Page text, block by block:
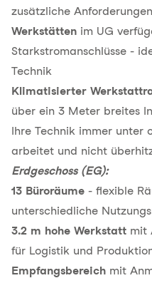
zusätzliche Anforderungen
Werkstätten im UG
Starkstromanschlüsse -
Technik
Klimatisierter
über ein 3 Meter breites
Ihre Technik immer unter
arbeitet und nicht
Erdgeschoss (EG):
13 Büroräume - flexible
unterschiedliche
3.2 m hohe Werkstatt mit
für Logistik und
Empfangsbereich mit